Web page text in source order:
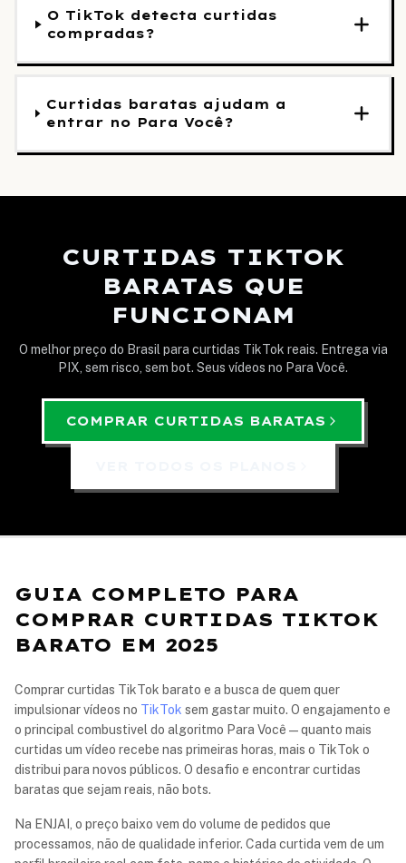
O TikTok detecta curtidas
compradas?
Curtidas baratas ajudam a
entrar no Para Você?
CURTIDAS TIKTOK
BARATAS QUE
FUNCIONAM
O melhor preço do Brasil para curtidas TikTok reais. Entrega via
PIX, sem risco, sem bot. Seus vídeos no Para Você.
COMPRAR CURTIDAS BARATAS
GUIA COMPLETO PARA
COMPRAR CURTIDAS TIKTOK
BARATO EM 2025
Comprar curtidas TikTok barato e a busca de quem quer
impulsionar vídeos no TikTok sem gastar muito. O engajamento e
o principal combustivel do algoritmo Para Você — quanto mais
curtidas um vídeo recebe nas primeiras horas, mais o TikTok o
distribui para novos públicos. O desafio e encontrar curtidas
baratas que sejam reais, não bots.
Na ENJAI, o preço baixo vem do volume de pedidos que
processamos, não de qualidade inferior. Cada curtida vem de um